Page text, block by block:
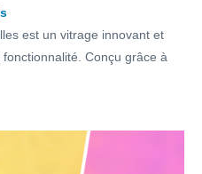
est un vitrage innovant et
Conçu grâce à